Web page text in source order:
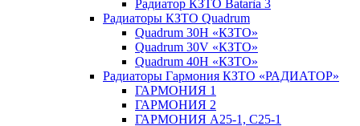
Радиатор КЗТО Batarìa 3
Радиаторы КЗТО Quadrum
Quadrum 30H «КЗТО»
Quadrum 30V «КЗТО»
Quadrum 40H «КЗТО»
Радиаторы Гармония КЗТО «РАДИАТОР»
ГАРМОНИЯ 1
ГАРМОНИЯ 2
ГАРМОНИЯ А25-1, С25-1